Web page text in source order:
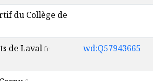
du Collège de
de Lavalfr wd:Q57943665